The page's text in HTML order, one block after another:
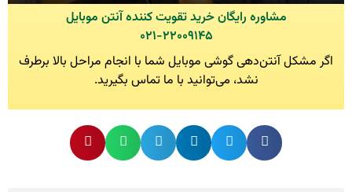
مشاوره رایگان خرید تقویت کننده آنتن موبایل
۰۲۱-۲۲۰۰۹۱۴۵
اگر مشکل آنتن‌دهی گوشی موبایل شما با انجام مراحل بالا برطرف
نشد، می‌توانید با ما تماس بگیرید.